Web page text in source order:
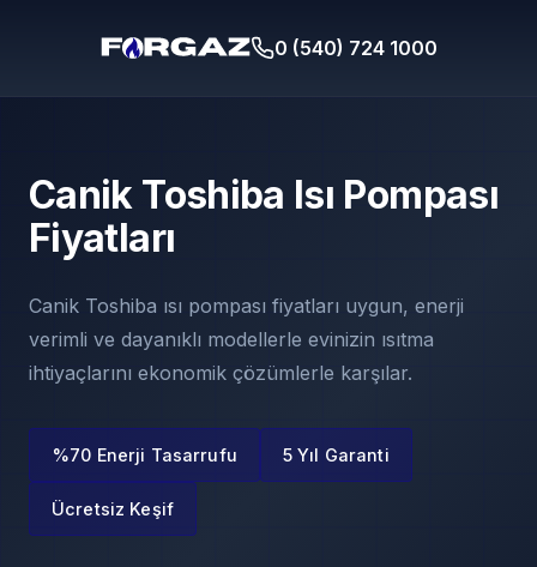
0 (540) 724 1000
Canik Toshiba Isı Pompası
Fiyatları
Canik Toshiba ısı pompası fiyatları uygun, enerji
verimli ve dayanıklı modellerle evinizin ısıtma
ihtiyaçlarını ekonomik çözümlerle karşılar.
%70 Enerji Tasarrufu 5 Yıl Garanti
Ücretsiz Keşif